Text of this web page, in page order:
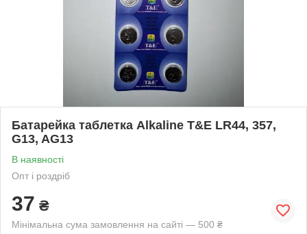
Батарейка таблетка Alkaline T&E LR44, 357,
G13, AG13
В наявності
Опт і роздріб
37 ₴
Мінімальна сума замовлення на сайті — 500 ₴